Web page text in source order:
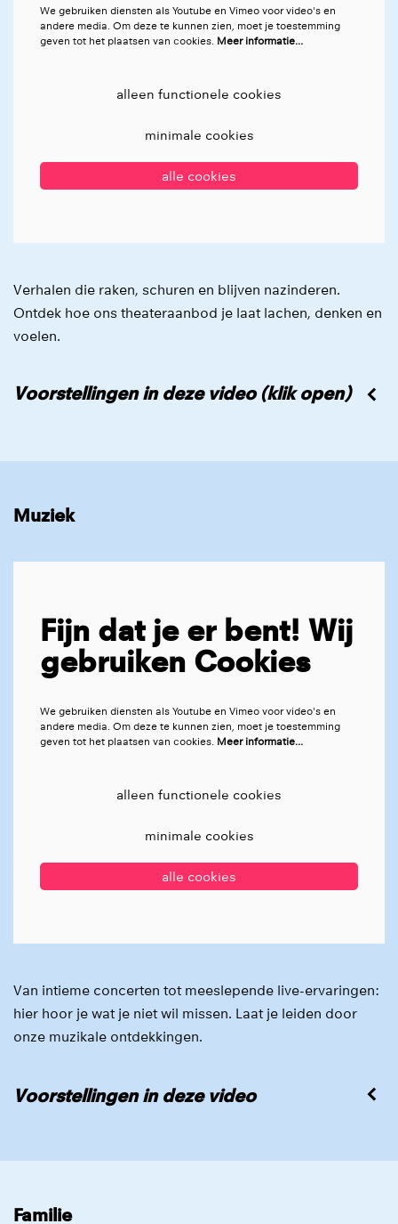
We gebruiken diensten als Youtube en Vimeo voor video's en
andere media. Om deze te kunnen zien, moet je toestemming
geven tot het plaatsen van cookies. Meer informatie…
alleen functionele cookies
minimale cookies
alle cookies
Verhalen die raken, schuren en blijven nazinderen.
Ontdek hoe ons theateraanbod je laat lachen, denken en
voelen.
Voorstellingen in deze video (klik open)
Muziek
Fijn dat je er bent! Wij
gebruiken Cookies
We gebruiken diensten als Youtube en Vimeo voor video's en
andere media. Om deze te kunnen zien, moet je toestemming
geven tot het plaatsen van cookies. Meer informatie…
alleen functionele cookies
minimale cookies
alle cookies
Van intieme concerten tot meeslepende live-ervaringen:
hier hoor je wat je niet wil missen. Laat je leiden door
onze muzikale ontdekkingen.
Voorstellingen in deze video
Familie